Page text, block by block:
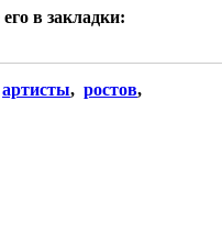
в закладки:
артисты, ростов,